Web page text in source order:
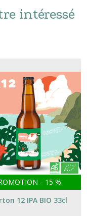
intéressé
- 15 %
12 IPA BIO 33cl